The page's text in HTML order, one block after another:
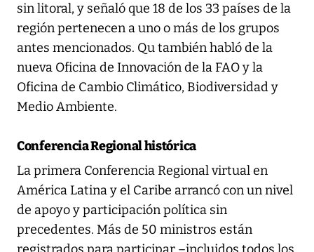
sin litoral, y señaló que 18 de los 33 países de la
región pertenecen a uno o más de los grupos
antes mencionados. Qu también habló de la
nueva Oficina de Innovación de la FAO y la
Oficina de Cambio Climático, Biodiversidad y
Medio Ambiente.
Conferencia Regional histórica
La primera Conferencia Regional virtual en
América Latina y el Caribe arrancó con un nivel
de apoyo y participación política sin
precedentes. Más de 50 ministros están